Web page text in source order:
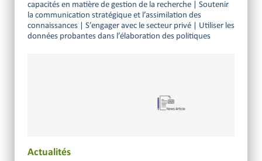
capacités en matière de gestion de la recherche
Soutenir
la communication stratégique et l’assimilation des
connaissances
S’engager avec le secteur privé
Utiliser les
données probantes dans l’élaboration des politiques
Actualités